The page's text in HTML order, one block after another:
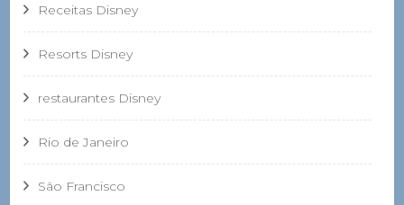
Receitas Disney
Resorts Disney
restaurantes Disney
Rio de Janeiro
São Francisco